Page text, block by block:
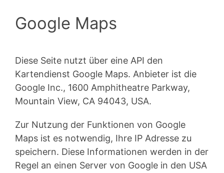
Google Maps
Diese Seite nutzt über eine API den
Kartendienst Google Maps. Anbieter ist die
Google Inc., 1600 Amphitheatre Parkway,
Mountain View, CA 94043, USA.
Zur Nutzung der Funktionen von Google
Maps ist es notwendig, Ihre IP Adresse zu
speichern. Diese Informationen werden in der
Regel an einen Server von Google in den USA